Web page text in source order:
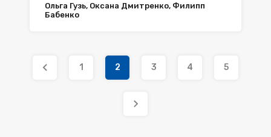
Ольга Гузь, Оксана Дмитренко, Филипп
Бабенко
1 2 3 4 5